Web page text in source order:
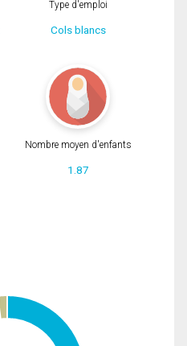
Type d'emploi
Cols blancs
Nombre moyen d'enfants
1.87